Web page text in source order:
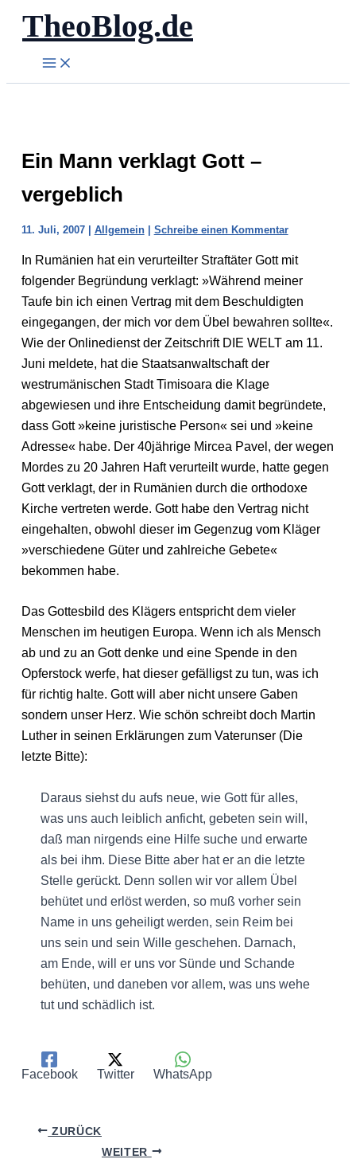
Zum
Inhalt
springen
TheoBlog.de
Ein Mann verklagt Gott –
vergeblich
11. Juli, 2007 | Allgemein| Schreibe einen Kommentar
In Rumänien hat ein verurteilter Straftäter Gott mit
folgender Begründung verklagt: »Während meiner
Taufe bin ich einen Vertrag mit dem Beschuldigten
eingegangen, der mich vor dem Übel bewahren sollte«.
Wie der Onlinedienst der Zeitschrift DIE WELT am 11.
Juni meldete, hat die Staatsanwaltschaft der
westrumänischen Stadt Timisoara die Klage
abgewiesen und ihre Entscheidung damit begründete,
dass Gott »keine juristische Person« sei und »keine
Adresse« habe. Der 40jährige Mircea Pavel, der wegen
Mordes zu 20 Jahren Haft verurteilt wurde, hatte gegen
Gott verklagt, der in Rumänien durch die orthodoxe
Kirche vertreten werde. Gott habe den Vertrag nicht
eingehalten, obwohl dieser im Gegenzug vom Kläger
»verschiedene Güter und zahlreiche Gebete«
bekommen habe.
Das Gottesbild des Klägers entspricht dem vieler
Menschen im heutigen Europa. Wenn ich als Mensch
ab und zu an Gott denke und eine Spende in den
Opferstock werfe, hat dieser gefälligst zu tun, was ich
für richtig halte. Gott will aber nicht unsere Gaben
sondern unser Herz. Wie schön schreibt doch Martin
Luther in seinen Erklärungen zum Vaterunser (Die
letzte Bitte):
Daraus siehst du aufs neue, wie Gott für alles,
was uns auch leiblich anficht, gebeten sein will,
daß man nirgends eine Hilfe suche und erwarte
als bei ihm. Diese Bitte aber hat er an die letzte
Stelle gerückt. Denn sollen wir vor allem Übel
behütet und erlöst werden, so muß vorher sein
Name in uns geheiligt werden, sein Reim bei
uns sein und sein Wille geschehen. Darnach,
am Ende, will er uns vor Sünde und Schande
behüten, und daneben vor allem, was uns wehe
tut und schädlich ist.
Facebook Twitter WhatsApp
ZURÜCK
WEITER